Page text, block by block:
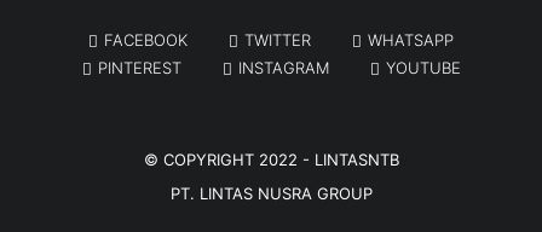
FACEBOOK TWITTER
WHATSAPP
PINTEREST
INSTAGRAM YOUTUBE
© COPYRIGHT 2022 - LINTASNTB
PT. LINTAS NUSRA GROUP